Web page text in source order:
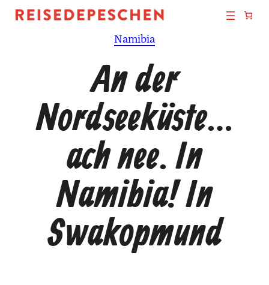
Zum
Namibia
An der
Nordseeküste…
ach nee. In
Namibia! In
Swakopmund